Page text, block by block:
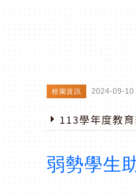
校園資訊 2024-09-10
113學年度教
弱勢學生